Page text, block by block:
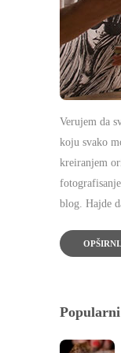
Verujem da
koju svako
kreiranjem
blog. Hajde